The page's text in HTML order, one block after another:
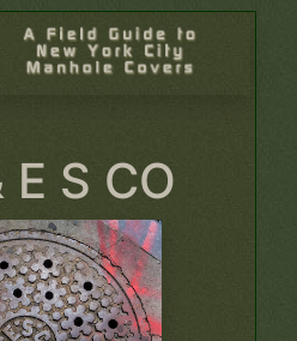
E S CO